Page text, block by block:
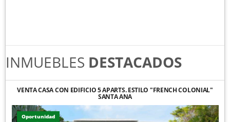
INMUEBLES DESTACADOS
VENTA CASA CON EDIFICIO 5 APARTS. ESTILO "FRENCH COLONIAL"
SANTA ANA
Oportunidad